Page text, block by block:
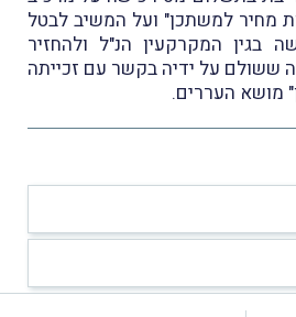
מחיר למשתכן" ועל המשיב לבטל
בגין המקרקעין הנ"ל ולהחזיר
ששולם על ידיה בקשר עם זכייתה
מושא העררים.